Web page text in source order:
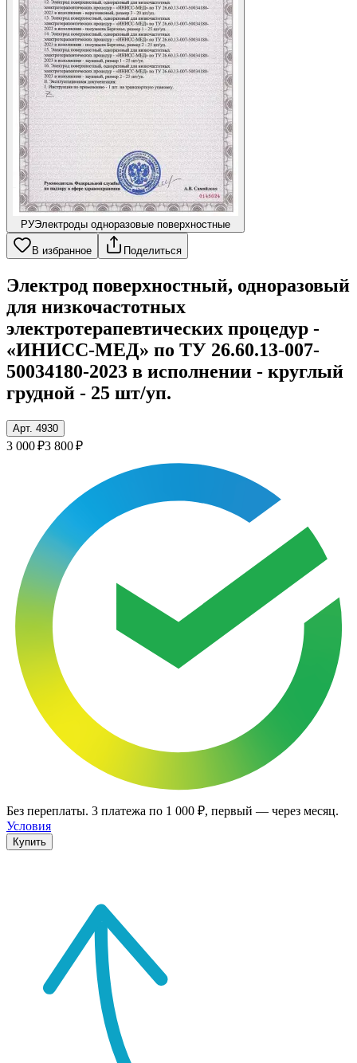
РУЭлектроды одноразовые поверхностные
В избранное Поделиться
Электрод поверхностный, одноразовый
для низкочастотных
электротерапевтических процедур -
«ИНИСС-МЕД» по ТУ 26.60.13-007-
50034180-2023 в исполнении - круглый
грудной - 25 шт/уп.
Арт. 4930
3 000 ₽3 800 ₽
Без переплаты. 3 платежа по 1 000 ₽, первый — через месяц.
Условия
Купить